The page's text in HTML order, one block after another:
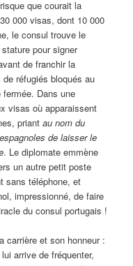
que courait la
000 visas, dont 10 000
le consul trouve le
pour signer
de franchir la
de réfugiés bloqués au
fermée. Dans une
visas où apparaissent
priantau nom du
de laisser le
. Le diplomate emmène
un autre petit poste
sans téléphone, et
impressionné, de faire
du consul portugais !
carrière et son honneur :
arrive de fréquenter,